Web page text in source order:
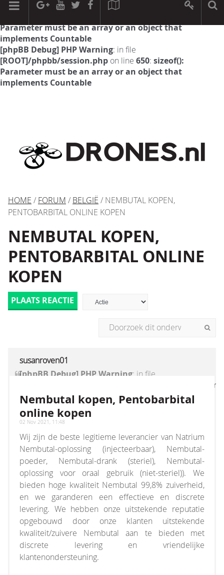
[phpBB Debug] PHP Warning: in file
Parameter must be an array or an object that
implements Countable
[phpBB Debug] PHP Warning: in file
[ROOT]/phpbb/session.php on line 650: sizeof():
Parameter must be an array or an object that
implements Countable
HOME / FORUM / BELGIË / NEMBUTAL KOPEN,
PENTOBARBITAL ONLINE KOPEN
NEMBUTAL KOPEN,
PENTOBARBITAL ONLINE
KOPEN
PLAATS REACTIE
susanroven01
[phpBB Debug] PHP Warning: in file
[ROOT]/vendor/twig/twig/lib/Twig/Extension/
on line1236:count(): Parameter must be an
array or an object that implements Countable
Nembutal kopen, Pentobarbital
online kopen
02 Nov 2021, 11:48
Wij zijn de beste legitieme leverancier van Natrium
Nembutal-oplossing (injecteerbaar), Nembutal-
poeder, Nembutal-drank (steriel), Nembutal-
oplossing voor oraal gebruik (niet-steriel)). We
bieden hoge kwaliteit Nembutal 99,8% zuiverheid,
en we garanderen een effectieve en discrete
levering. We hebben onze uitstekende reputatie
opgebouwd door onze klanten uitstekende
kwaliteit/zuivere Nembutal aan te bieden met
discrete levering en vriendelijke
klantenondersteuning.